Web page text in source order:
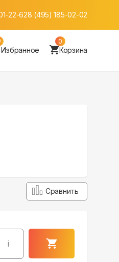
22-628 (495) 185-02-02
Избранное
0
Корзина
Сравнить
i